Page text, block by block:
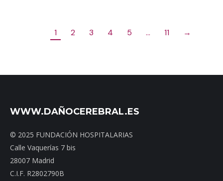
1 2 3 4 5 … 11 →
WWW.DAÑOCEREBRAL.ES
© 2025 FUNDACIÓN HOSPITALARIAS
Calle Vaquerías 7 bis
28007 Madrid
C.I.F. R2802790B